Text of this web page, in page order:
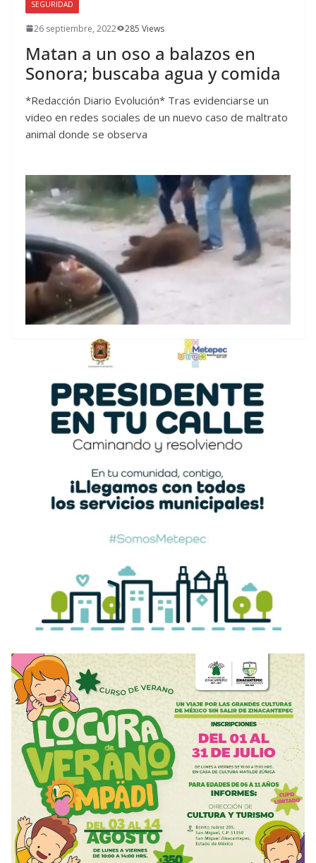
SEGURIDAD
26 septiembre, 2022 285 Views
Matan a un oso a balazos en
Sonora; buscaba agua y comida
*Redacción Diario Evolución* Tras evidenciarse un
video en redes sociales de un nuevo caso de maltrato
animal donde se observa